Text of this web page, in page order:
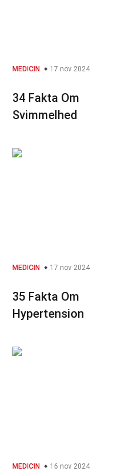
MEDICIN 17 nov 2024
34 Fakta Om
Svimmelhed
MEDICIN 17 nov 2024
35 Fakta Om
Hypertension
MEDICIN 16 nov 2024